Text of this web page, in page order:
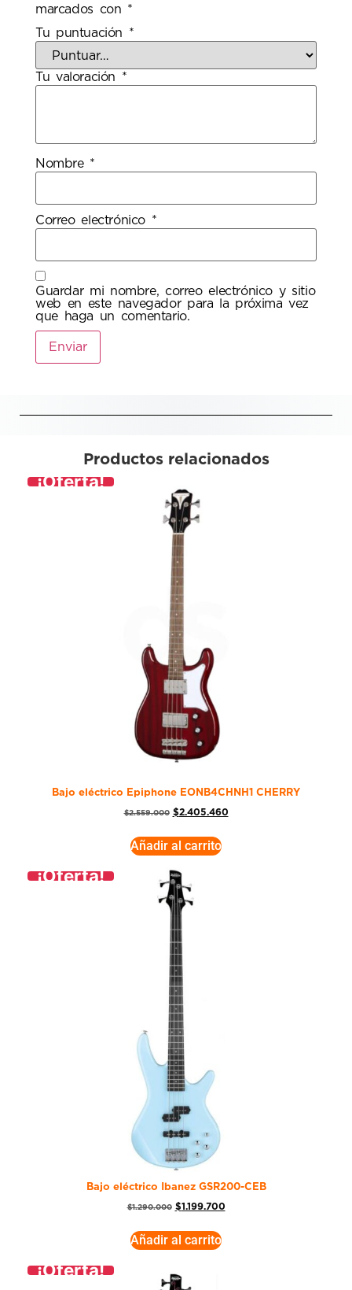
marcados con *
Tu puntuación *
Tu valoración *
Nombre *
Correo electrónico *
Guardar mi nombre, correo electrónico y sitio
web en este navegador para la próxima vez
que haga un comentario.
Productos relacionados
¡Oferta!
Bajo eléctrico Epiphone EONB4CHNH1 CHERRY
$2.559.000 $2.405.460
Añadir al carrito
¡Oferta!
Bajo eléctrico Ibanez GSR200-CEB
$1.290.000 $1.199.700
Añadir al carrito
¡Oferta!